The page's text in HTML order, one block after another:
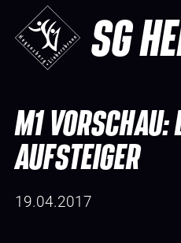
SG
M1 VORSCHAU:
AUFSTEIGER
19.04.2017